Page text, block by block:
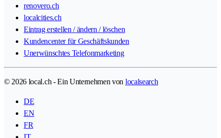
renovero.ch
localcities.ch
Eintrag erstellen / ändern / löschen
Kundencenter für Geschäftskunden
Unerwünschtes Telefonmarketing
© 2026 local.ch - Ein Unternehmen von localsearch
DE
EN
FR